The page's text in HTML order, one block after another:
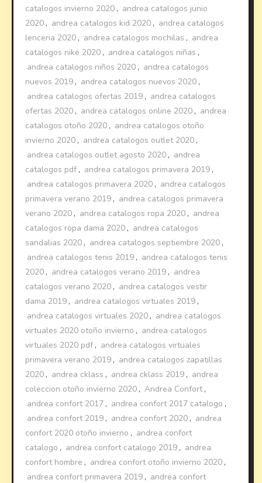
catalogos invierno 2020 , andrea catalogos junio
2020 , andrea catalogos kid 2020 , andrea catalogos
lenceria 2020 , andrea catalogos mochilas , andrea
catalogos nike 2020 , andrea catalogos niñas ,
andrea catalogos niños 2020 , andrea catalogos
nuevos 2019 , andrea catalogos nuevos 2020 ,
andrea catalogos ofertas 2019 , andrea catalogos
ofertas 2020 , andrea catalogos online 2020 , andrea
catalogos otoño 2020 , andrea catalogos otoño
invierno 2020 , andrea catalogos outlet 2020 ,
andrea catalogos outlet agosto 2020 , andrea
catalogos pdf , andrea catalogos primavera 2019 ,
andrea catalogos primavera 2020 , andrea catalogos
primavera verano 2019 , andrea catalogos primavera
verano 2020 , andrea catalogos ropa 2020 , andrea
catalogos ropa dama 2020 , andrea catalogos
sandalias 2020 , andrea catalogos septiembre 2020 ,
andrea catalogos tenis 2019 , andrea catalogos tenis
2020 , andrea catalogos verano 2019 , andrea
catalogos verano 2020 , andrea catalogos vestir
dama 2019 , andrea catalogos virtuales 2019 ,
andrea catalogos virtuales 2020 , andrea catalogos
virtuales 2020 otoño invierno , andrea catalogos
virtuales 2020 pdf , andrea catalogos virtuales
primavera verano 2019 , andrea catalogos zapatillas
2020 , andrea cklass , andrea cklass 2019 , andrea
coleccion otoño invierno 2020 , Andrea Confort,
andrea confort 2017 , andrea confort 2017 catalogo ,
andrea confort 2019 , andrea confort 2020 , andrea
confort 2020 otoño invierno , andrea confort
catalogo , andrea confort catalogo 2019 , andrea
confort hombre , andrea confort otoño invierno 2020 ,
andrea confort primavera 2019 , andrea confort